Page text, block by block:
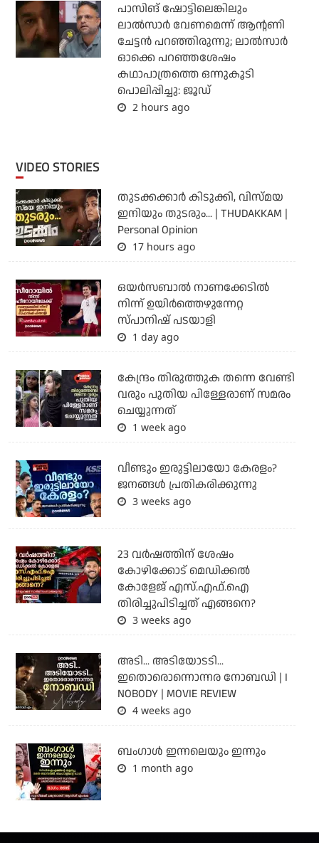
പാസിങ് ഷോട്ടിലെങ്കിലും
ലാല്‍സാര്‍ വേണമെന്ന് ആന്റണി
ചേട്ടന്‍ പറഞ്ഞിരുന്നു; ലാല്‍സാര്‍
ഓക്കെ പറഞ്ഞശേഷം
കഥാപാത്രത്തെ ഒന്നുകൂടി
പൊലിപ്പിച്ചു: ജൂഡ്
2 hours ago
VIDEO STORIES
തുടക്കക്കാര്‍ കിടുക്കി, വിസ്മയ
ഇനിയും തുടരും... | THUDAKKAM |
Personal Opinion
17 hours ago
ഒയര്‍സബാൽ നാണക്കേടിൽ
നിന്ന് ഉയിർത്തെഴുന്നേറ്റ
സ്പാനിഷ് പടയാളി
1 day ago
കേന്ദ്രം തിരുത്തുക തന്നെ വേണ്ടി
വരും പുതിയ പിള്ളേരാണ് സമരം
ചെയ്യുന്നത്
1 week ago
വീണ്ടും ഇരുട്ടിലായോ കേരളം?
ജനങ്ങൾ പ്രതികരിക്കുന്നു
3 weeks ago
23 വർഷത്തിന് ശേഷം
കോഴിക്കോട് മെഡിക്കൽ
കോളേജ് എസ്.എഫ്.ഐ
തിരിച്ചുപിടിച്ചത് എങ്ങനെ?
3 weeks ago
അടി... അടിയോടടി...
ഇതൊരൊന്നൊന്നര നോബഡി | I
NOBODY | MOVIE REVIEW
4 weeks ago
ബംഗാള്‍ ഇന്നലെയും ഇന്നും
1 month ago